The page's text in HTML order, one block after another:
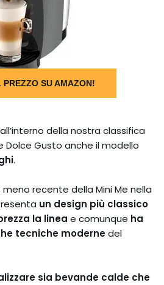
PREZZO SU AMAZON!
della nostra classifica
Dolce Gusto anche il modello
.
recente della Mini Me nella
un design più classico
la linea e comunque ha
tecniche modernedel
sia bevande calde che